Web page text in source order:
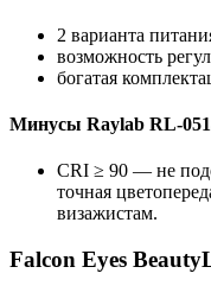
2 варианта
возможность
богатая
Минусы Raylab RL-
CRI ≥ 90 — не
точная
визажистам.
Falcon Eyes